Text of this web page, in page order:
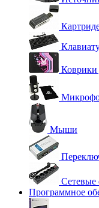
Мыши
Сетевые
Программное